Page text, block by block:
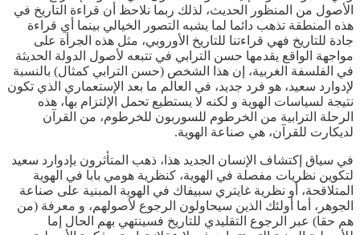
الأصول من المنظور الحديث، لذلك ربما نلاحظ أن قراءة التاريخ في
هذه المنطقة تذهب دائما لما يشبه التصور الخيالي بينما أي قراءة
جادة للتاريخ فهي قراءتنا للتاريخ الأوروبي، مثل هذه الجرأة على
مواجهة الواقع يقدمها حسن الترابي في تتبعه لأصول الدولة الحديثة
في الفلسفة الغربية، إن هذا الشخص (حسن الترابي كمثال) بالنسبة
لإدوارد سعيد، هو فرد جديد، في العالم ما بعد الإستعماري الذي تكون
نتيجة لسياسات الهوية و لكنه لا يستطيع تحمل الإلتزام بها، هذه
الرحلة الترابية من الخرطوم للسوربون للخرطوم، من القرآن
لديكارت للقرآن، هي صناعة الهوية.
في سياق إكتشاف الإنسان الجديد هذا، ذهب المتأثرون بإدوارد سعيد
لتكوين نظريات مفصلة في الهوية، كنظرية هومي بابا في الهوية
المتلاقحة، أو نظرية غايتري سبيفاك في الهوية المبنية على صناعة
الجوهر، أما أولئك الذين سيحاولون الرجوع لأصولهم، و معرفة (من
هم حقا) عبر الرجوع التقليدي للتاريخ فسينتهي بهم الحال إما